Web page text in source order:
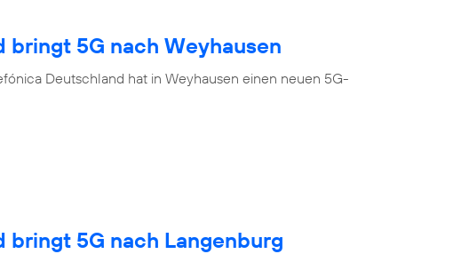
bringt 5G nach Weyhausen
Deutschland hat in Weyhausen einen neuen 5G-
bringt 5G nach Langenburg